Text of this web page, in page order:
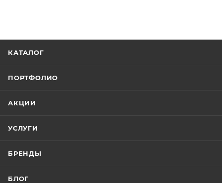
КАТАЛОГ
ПОРТФОЛИО
АКЦИИ
УСЛУГИ
БРЕНДЫ
БЛОГ